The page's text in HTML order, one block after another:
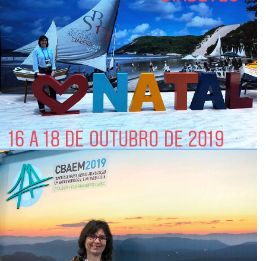
Paciente
Excelente atendimento e excelente
profissional! Atenciosa e cuidadosa nas
explicações
Paciente
Excelente médica, competente, atenta,